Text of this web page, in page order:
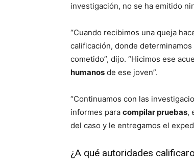
investigación, no se ha emitido
“Cuando recibimos una queja
calificación, donde
cometido”, dijo. “Hicimos ese
humanos de ese joven”.
“Continuamos con las
informes para compilar pruebas,
del caso y le entregamos el
¿A qué autoridades